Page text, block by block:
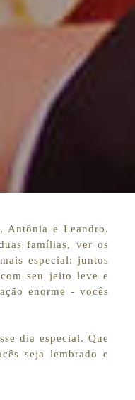
Antônia e Leandro.
famílias, ver os
especial: juntos
seu jeito leve e
enorme - vocês
dia especial. Que
seja lembrado e